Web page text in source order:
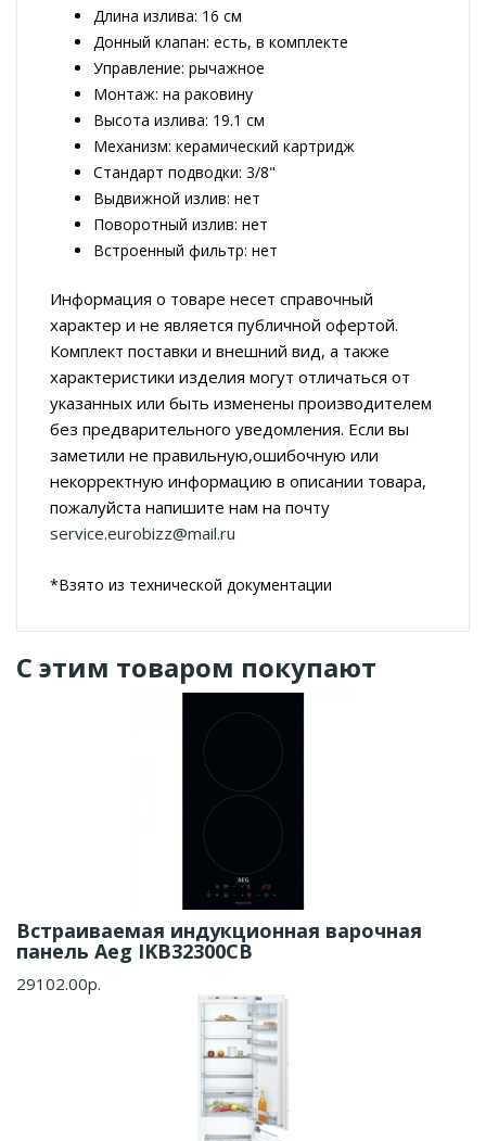
Длина излива: 16 см
Донный клапан: есть, в комплекте
Управление: рычажное
Монтаж: на раковину
Высота излива: 19.1 см
Механизм: керамический картридж
Стандарт подводки: 3/8"
Выдвижной излив: нет
Поворотный излив: нет
Встроенный фильтр: нет
Информация о товаре несет справочный
характер и не является публичной офертой.
Комплект поставки и внешний вид, а также
характеристики изделия могут отличаться от
указанных или быть изменены производителем
без предварительного уведомления. Если вы
заметили не правильную,ошибочную или
некорректную информацию в описании товара,
пожалуйста напишите нам на почту
service.eurobizz@mail.ru
*Взято из технической документации
С этим товаром покупают
Встраиваемая индукционная варочная
панель Aeg IKB32300CB
29102.00р.